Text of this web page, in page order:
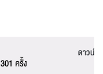
301 ครั้ง
ดาวน์โ